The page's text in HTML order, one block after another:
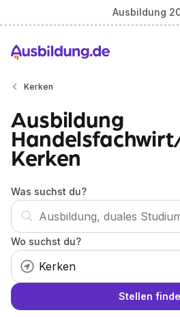
Ausbildung
Kerken
Ausbildung
Kerken
Was suchst du?
Wo suchst du?
Stellen